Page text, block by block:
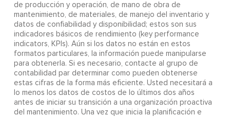
de producción y operación, de mano de obra de
mantenimiento, de materiales, de manejo del inventario y
datos de confiabilidad y disponibilidad; estos son sus
indicadores básicos de rendimiento (key performance
indicators, KPIs). Aún si los datos no están en estos
formatos particulares, la información puede manipularse
para obtenerla. Si es necesario, contacte al grupo de
contabilidad par determinar como pueden obtenerse
estas cifras de la forma más eficiente. Usted necesitará a
lo menos los datos de costos de lo últimos dos años
antes de iniciar su transición a una organización proactiva
del mantenimiento. Una vez que inicia la planificación e